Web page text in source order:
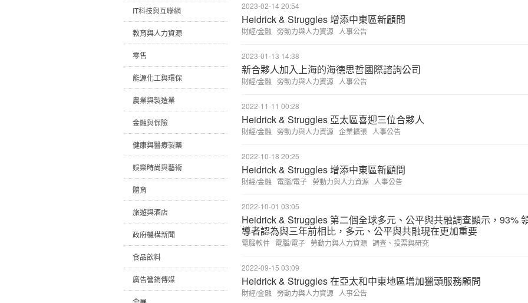
IT科技與互聯網
教育與人力資源
零售
能源化工與環保
農業與製造業
金融與保險
健康與醫療製藥
娛樂時尚與藝術
體育
旅遊與酒店
政府機構新聞
食品飲料
廣告營銷傳媒
2023-02-14 20:54
Heidrick & Struggles 增添中東區新顧問
財經/金融 勞動力與人力資源 人事公告
2023-01-13 14:38
新合夥人加入上海的海德思哲國際諮詢公司
財經/金融 勞動力與人力資源 人事公告
2022-11-11 00:28
Heidrick & Struggles 亞太區喜迎三位合夥人
財經/金融 勞動力與人力資源 企業擴張 人事公告
2022-10-18 20:25
Heidrick & Struggles 增添中東區新顧問
財經/金融 電腦/電子 勞動力與人力資源 人事公告
2022-10-01 03:05
Heidrick & Struggles 第二個全球多元、公平與共融調查顯示，93%
導者認為與三年前相比，多元、公平與共融現在更加重要
電腦軟件 電腦/電子 勞動力與人力資源 調查、投票與研究
2022-09-15 03:09
Heidrick & Struggles 在亞太和中東地區增加獵頭服務顧問
財經/金融 勞動力與人力資源 人事公告